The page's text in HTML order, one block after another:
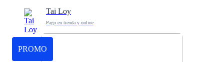
Tai Loy
Pago en tienda y online
PROMO